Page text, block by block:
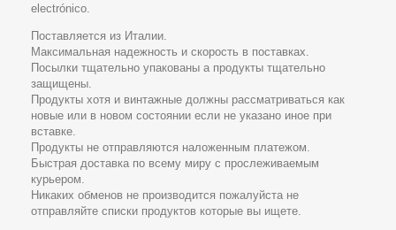
electrónico.
Поставляется из Италии.
Максимальная надежность и скорость в поставках.
Посылки тщательно упакованы а продукты тщательно
защищены.
Продукты хотя и винтажные должны рассматриваться как
новые или в новом состоянии если не указано иное при
вставке.
Продукты не отправляются наложенным платежом.
Быстрая доставка по всему миру с прослеживаемым
курьером.
Никаких обменов не производится пожалуйста не
отправляйте списки продуктов которые вы ищете.